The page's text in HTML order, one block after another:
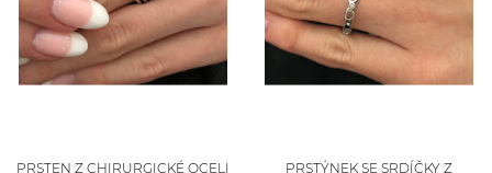
PRSTEN Z CHIRURGICKÉ OCELI PRSTÝNEK SE SRDÍČKY Z